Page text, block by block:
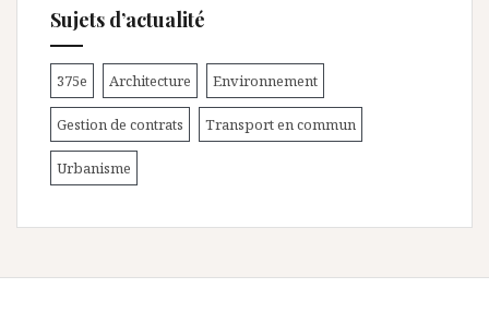
Sujets d’actualité
375e Architecture Environnement
Gestion de contrats Transport en commun
Urbanisme